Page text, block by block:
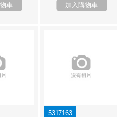
車 加入購物車
5317163